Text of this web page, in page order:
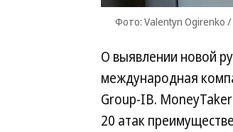
Фото: Valentyn Ogirenko
О выявлении новой
международная
Group-IB.
20 атак